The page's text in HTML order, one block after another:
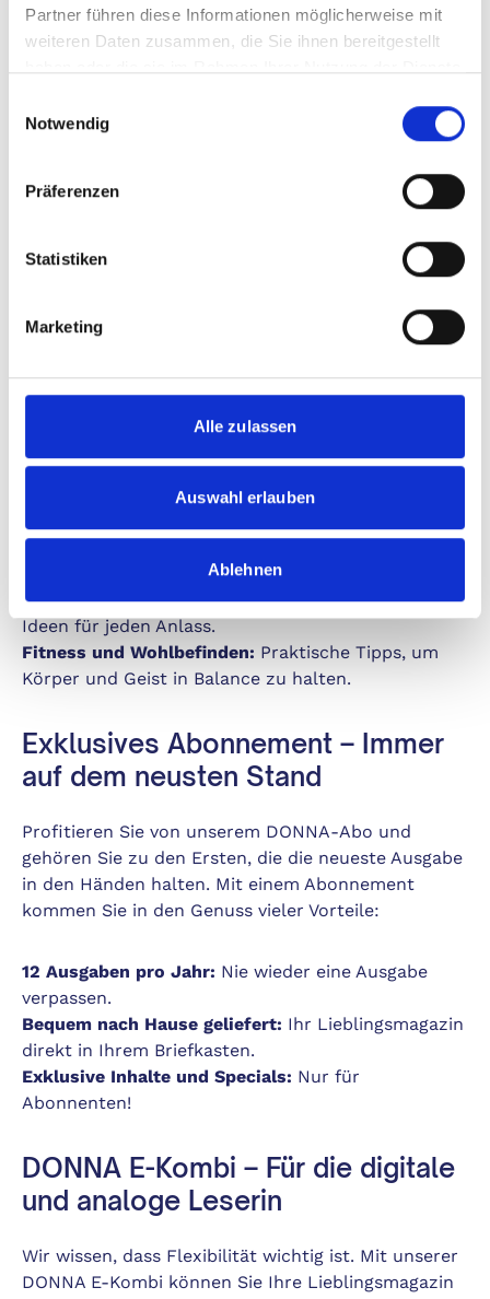
Partner führen diese Informationen möglicherweise mit
weiteren Daten zusammen, die Sie ihnen bereitgestellt
Notwendig
Präferenzen
Statistiken
Marketing
Alle zulassen
Auswahl erlauben
Ablehnen
Aktuelle Modetrends:Erfahren Sie, was auf den
Laufstegen dieser Saison passiert und wie Sie diese
Trends in Ihren Alltag integrieren können.
Pflegeprodukte und Schönheitsgeheimnisse, die Ihr
Inhalte
wertvolle Ratschläge für dauerhafte und erfüllende
Inspirierende Geschichten:Tauchen Sie ein in
bewegende Erzählungen und lernen Sie
faszinierende Frauen kennen, die ihre Träume
verwirklichen.
3. Genuss für alle Sinne
Von köstlichen Gerichten bis hin
zu süßen Verführungen – finden Sie kulinarische
Ideen für jeden Anlass.
Fitness und Wohlbefinden: Praktische Tipps, um
Körper und Geist in Balance zu halten.
Exklusives Abonnement – Immer
auf dem neusten Stand
Profitieren Sie von unserem DONNA-Abo und
gehören Sie zu den Ersten, die die neueste Ausgabe
in den Händen halten. Mit einem Abonnement
kommen Sie in den Genuss vieler Vorteile:
12 Ausgaben pro Jahr: Nie wieder eine Ausgabe
verpassen.
Bequem nach Hause geliefert: Ihr Lieblingsmagazin
direkt in Ihrem Briefkasten.
Exklusive Inhalte und Specials: Nur für
Abonnenten!
DONNA E-Kombi – Für die digitale
und analoge Leserin
Wir wissen, dass Flexibilität wichtig ist. Mit unserer
DONNA E-Kombi können Sie Ihre Lieblingsmagazin